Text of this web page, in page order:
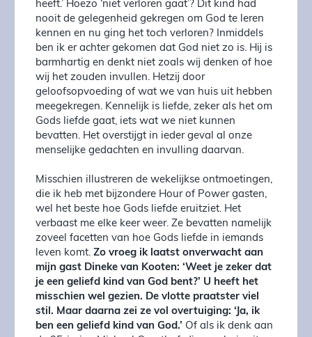
heeft.’ Hoezo ‘niet verloren gaat’? Dit kind had
nooit de gelegenheid gekregen om God te leren
kennen en nu ging het toch verloren? Inmiddels
ben ik er achter gekomen dat God niet zo is. Hij is
barmhartig en denkt niet zoals wij denken of hoe
wij het zouden invullen. Hetzij door
geloofsopvoeding of wat we van huis uit hebben
meegekregen. Kennelijk is liefde, zeker als het om
Gods liefde gaat, iets wat we niet kunnen
bevatten. Het overstijgt in ieder geval al onze
menselijke gedachten en invulling daarvan.
Misschien illustreren de wekelijkse ontmoetingen,
die ik heb met bijzondere Hour of Power gasten,
wel het beste hoe Gods liefde eruitziet. Het
verbaast me elke keer weer. Ze bevatten namelijk
zoveel facetten van hoe Gods liefde in iemands
leven komt. Zo vroeg ik laatst onverwacht aan
mijn gast Dineke van Kooten: ‘Weet je zeker dat
je een geliefd kind van God bent?’ U heeft het
misschien wel gezien. De vlotte praatster viel
stil. Maar daarna zei ze vol overtuiging: ‘Ja, ik
ben een geliefd kind van God.’ Of als ik denk aan